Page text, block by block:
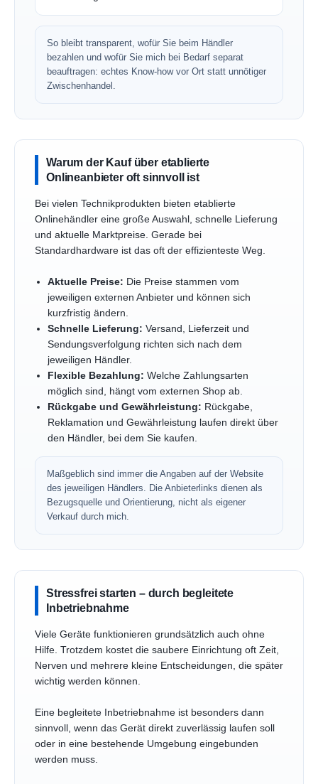
So bleibt transparent, wofür Sie beim Händler
bezahlen und wofür Sie mich bei Bedarf separat
beauftragen: echtes Know-how vor Ort statt unnötiger
Zwischenhandel.
Warum der Kauf über etablierte
Onlineanbieter oft sinnvoll ist
Bei vielen Technikprodukten bieten etablierte
Onlinehändler eine große Auswahl, schnelle Lieferung
und aktuelle Marktpreise. Gerade bei
Standardhardware ist das oft der effizienteste Weg.
Aktuelle Preise: Die Preise stammen vom
jeweiligen externen Anbieter und können sich
kurzfristig ändern.
Schnelle Lieferung: Versand, Lieferzeit und
Sendungsverfolgung richten sich nach dem
jeweiligen Händler.
Flexible Bezahlung: Welche Zahlungsarten
möglich sind, hängt vom externen Shop ab.
Rückgabe und Gewährleistung: Rückgabe,
Reklamation und Gewährleistung laufen direkt über
den Händler, bei dem Sie kaufen.
Maßgeblich sind immer die Angaben auf der Website
des jeweiligen Händlers. Die Anbieterlinks dienen als
Bezugsquelle und Orientierung, nicht als eigener
Verkauf durch mich.
Stressfrei starten – durch begleitete
Inbetriebnahme
Viele Geräte funktionieren grundsätzlich auch ohne
Hilfe. Trotzdem kostet die saubere Einrichtung oft Zeit,
Nerven und mehrere kleine Entscheidungen, die später
wichtig werden können.
Eine begleitete Inbetriebnahme ist besonders dann
sinnvoll, wenn das Gerät direkt zuverlässig laufen soll
oder in eine bestehende Umgebung eingebunden
werden muss.